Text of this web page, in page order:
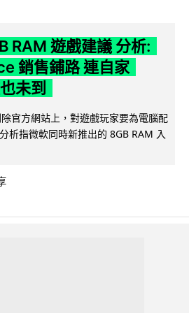
RAM 遊戲建議 分析:
銷售鋪路 連自家
未到
官方網站上，對遊戲玩家要為電腦配
析指微軟同時新推出的 8GB RAM 入